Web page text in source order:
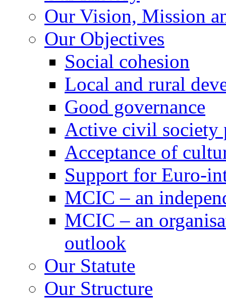
Our Vision, Mission
Our Objectives
Social cohesion
Local and rural
Good governance
Active civil society
Acceptance of
Support for Euro-
MCIC – an
MCIC – an
outlook
Our Statute
Our Structure